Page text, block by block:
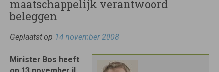
maatschappelijk verantwoord
beleggen
Geplaatst op 14 november 2008
Minister Bos heeft